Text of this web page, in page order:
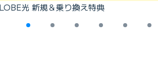
法人向けBIGLOBE光